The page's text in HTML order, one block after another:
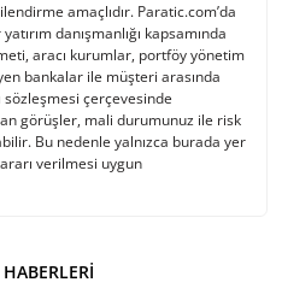
amaçlıdır. Paratic.com’da
danışmanlığı kapsamında
aracı kurumlar, portföy yönetim
bankalar ile müşteri arasında
sözleşmesi çerçevesinde
görüşler, mali durumunuz ile risk
Bu nedenle yalnızca burada yer
verilmesi uygun